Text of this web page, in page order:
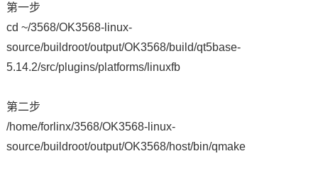
技术论坛
第一步
cd ~/3568/OK3568-linux-
source/buildroot/output/OK3568/build/qt5base-
5.14.2/src/plugins/platforms/linuxfb
第二步
/home/forlinx/3568/OK3568-linux-
source/buildroot/output/OK3568/host/bin/qmake